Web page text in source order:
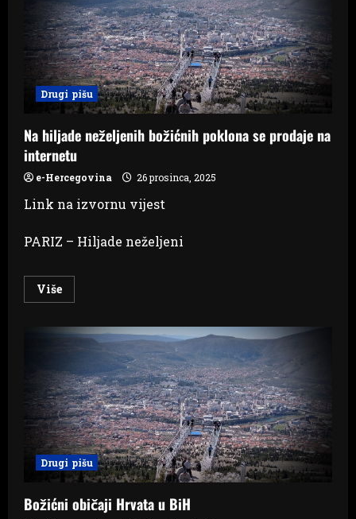
ostatke
božićne
hrane
Drugi pišu
Na hiljade neželjenih božićnih poklona se prodaje na
internetu
e-Hercegovina 26 prosinca, 2025
Link na izvornu vijest
PARIZ – Hiljade neželjeni
VišeRead
more
hiljade
neželjenih
božićnih
se
prodaje
na
internetu
Drugi pišu
Božićni običaji Hrvata u BiH